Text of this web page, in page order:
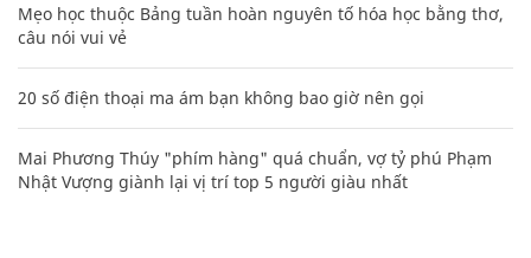
Mẹo học thuộc Bảng tuần hoàn nguyên tố hóa học bằng thơ,
câu nói vui vẻ
20 số điện thoại ma ám bạn không bao giờ nên gọi
Mai Phương Thúy "phím hàng" quá chuẩn, vợ tỷ phú Phạm
Nhật Vượng giành lại vị trí top 5 người giàu nhất